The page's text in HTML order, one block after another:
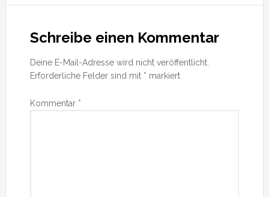
Schreibe einen Kommentar
Deine E-Mail-Adresse wird nicht veröffentlicht.
Erforderliche Felder sind mit * markiert
Kommentar *